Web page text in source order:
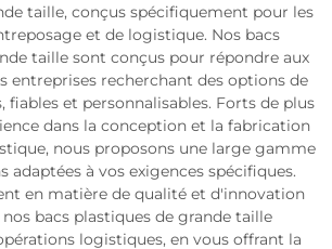
taille, conçus spécifiquement pour les
et de logistique. Nos bacs
taille sont conçus pour répondre aux
entreprises recherchant des options de
fiables et personnalisables. Forts de plus
dans la conception et la fabrication
nous proposons une large gamme
adaptées à vos exigences spécifiques.
en matière de qualité et d'innovation
bacs plastiques de grande taille
logistiques, en vous offrant la